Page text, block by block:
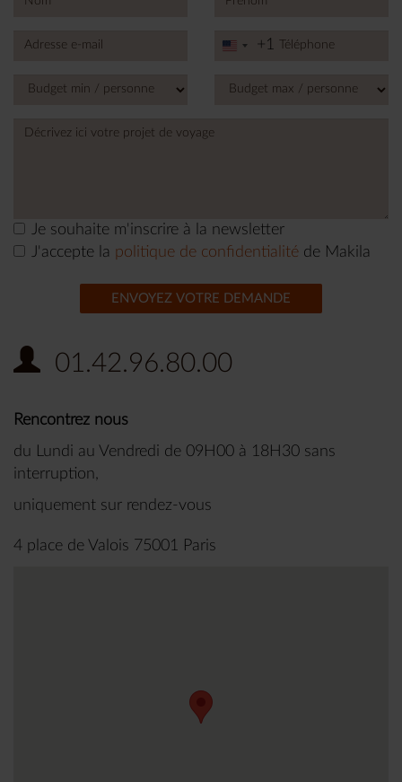
United
+1
+1
Je souhaite m'inscrire à la newsletter
J'accepte la politique de confidentialité de Makila
ENVOYEZ VOTRE DEMANDE
01.42.96.80.00
Rencontrez nous
du Lundi au Vendredi de 09H00 à 18H30 sans
interruption,
uniquement sur rendez-vous
4 place de Valois 75001 Paris